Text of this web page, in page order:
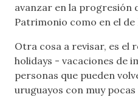
avanzar en la progresión
Patrimonio como en el de
Otra cosa a revisar, es el
holidays - vacaciones de
personas que pueden
uruguayos con muy